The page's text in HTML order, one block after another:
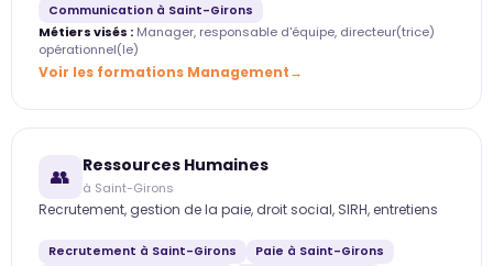
Communication à Saint-Girons
Métiers visés : Manager, responsable d'équipe, directeur(trice)
opérationnel(le)
Voir les formations Management
👥 Ressources Humaines
à Saint-Girons
Recrutement, gestion de la paie, droit social, SIRH, entretiens
Recrutement à Saint-Girons
Paie à Saint-Girons